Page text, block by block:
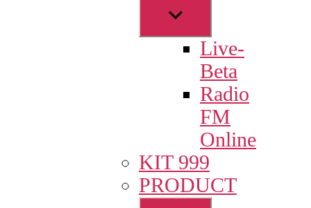
Show
sub
menuLive-
Beta
Radio
FM
Online
KIT 999
PRODUCT